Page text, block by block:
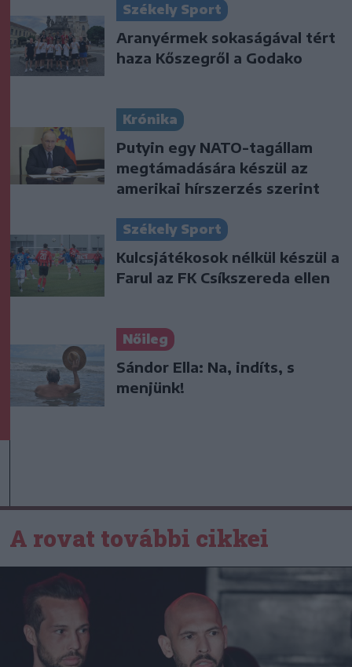
Székely Sport
Aranyérmek sokaságával tért
haza Kőszegről a Godako
Krónika
Putyin egy NATO-tagállam
megtámadására készül az
amerikai hírszerzés szerint
Székely Sport
Kulcsjátékosok nélkül készül a
Farul az FK Csíkszereda ellen
Nőileg
Sándor Ella: Na, indíts, s
menjünk!
A rovat további cikkei